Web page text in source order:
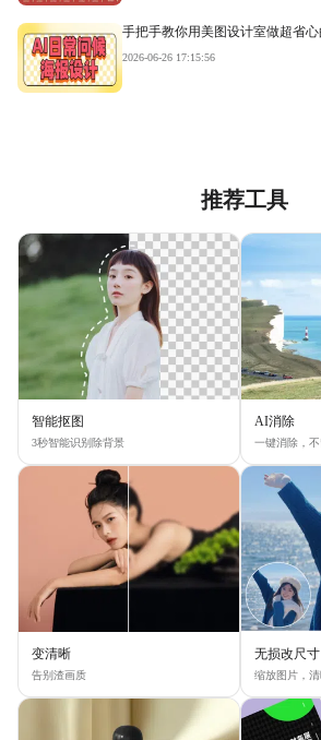
手把手教你用美图设计室做超省
2026-06-26 17:15:56
推荐工具
智能抠图
3秒智能识别除背景
AI消除
一键消除，
变清晰
告别渣画质
无损改尺寸
缩放图片，